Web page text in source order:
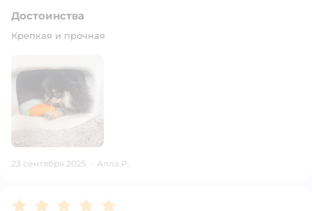
Достоинства
Крепкая и прочная
23 сентября 2025 · Алла Р.
Рейтинг:5